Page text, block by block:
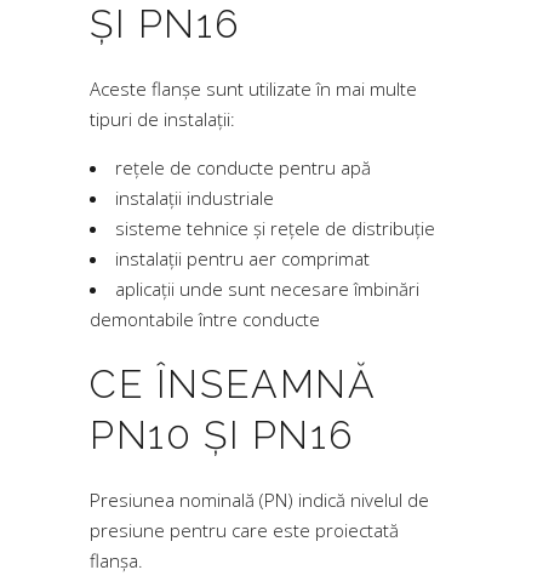
ȘI PN16
Aceste flanșe sunt utilizate în mai multe
tipuri de instalații:
rețele de conducte pentru apă
instalații industriale
sisteme tehnice și rețele de distribuție
instalații pentru aer comprimat
aplicații unde sunt necesare îmbinări
demontabile între conducte
CE ÎNSEAMNĂ
PN10 ȘI PN16
Presiunea nominală (PN) indică nivelul de
presiune pentru care este proiectată
flanșa.